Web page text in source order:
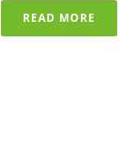
READ MORE